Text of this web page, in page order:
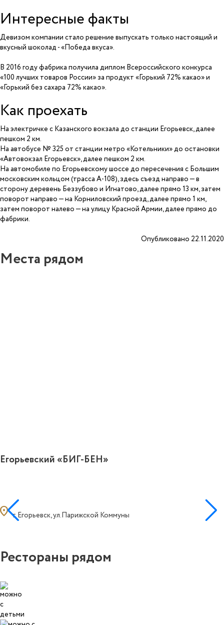
Интересные факты
Девизом компании стало решение выпускать только настоящий и
вкусный шоколад - «Победа вкуса».
В 2016 году фабрика получила диплом Всероссийского конкурса
«100 лучших товаров России» за продукт «Горький 72% какао» и
«Горький без сахара 72% какао».
Как проехать
На электричке с Казанского вокзала до станции Егорьевск, далее
пешком 2 км.
На автобусе № 325 от станции метро «Котельники» до остановки
«Автовокзал Егорьевск», далее пешком 2 км.
На автомобиле по Егорьевскому шоссе до пересечения с Большим
московским кольцом (трасса А-108), здесь съезд направо — в
сторону деревень Беззубово и Игнатово, далее прямо 13 км, затем
поворот направо — на Корниловский проезд, далее прямо 1 км,
затем поворот налево — на улицу Красной Армии, далее прямо до
фабрики.
Опубликовано 22.11.2020
Места рядом
Егорьевский «БИГ-БЕН»
г. Егорьевск, ул.Парижской Коммуны
Рестораны рядом